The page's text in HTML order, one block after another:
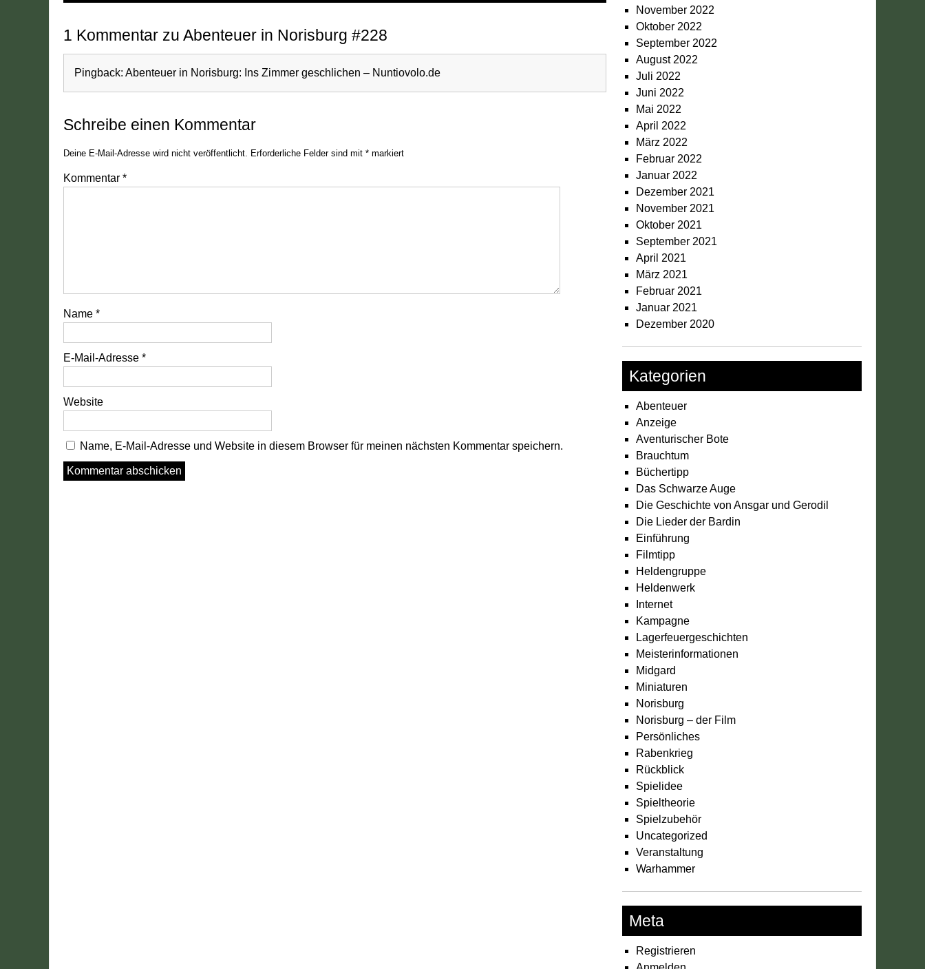
1 Kommentar zu Abenteuer in Norisburg #228
Pingback: Abenteuer in Norisburg: Ins Zimmer geschlichen – Nuntiovolo.de
Schreibe einen Kommentar
Deine E-Mail-Adresse wird nicht veröffentlicht. Erforderliche Felder sind mit * markiert
Kommentar *
Name *
E-Mail-Adresse *
Website
Name, E-Mail-Adresse und Website in diesem Browser für meinen nächsten Kommentar speichern.
November 2022
Oktober 2022
September 2022
August 2022
Juli 2022
Juni 2022
Mai 2022
April 2022
März 2022
Februar 2022
Januar 2022
Dezember 2021
November 2021
Oktober 2021
September 2021
April 2021
März 2021
Februar 2021
Januar 2021
Dezember 2020
Kategorien
Abenteuer
Anzeige
Aventurischer Bote
Brauchtum
Büchertipp
Das Schwarze Auge
Die Geschichte von Ansgar und Gerodil
Die Lieder der Bardin
Einführung
Filmtipp
Heldengruppe
Heldenwerk
Internet
Kampagne
Lagerfeuergeschichten
Meisterinformationen
Midgard
Miniaturen
Norisburg
Norisburg – der Film
Persönliches
Rabenkrieg
Rückblick
Spielidee
Spieltheorie
Spielzubehör
Uncategorized
Veranstaltung
Warhammer
Meta
Registrieren